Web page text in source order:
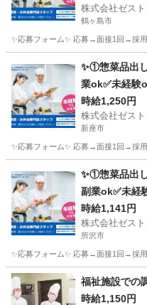
株式会社ゼス
鶴ヶ島市
✨応募フォーム✨ 応募→面接1回→採
キッチン
✨①惣菜品出
業ok✅未経験
時給1,250円
株式会社ゼス
新座市
✨応募フォーム✨ 応募→面接1回→採
キッチン
✨①惣菜品出
副業ok✅未経
k
時給1,141円
株式会社ゼス
所沢市
✨応募フォーム✨ 応募→面接1回→採
埼玉 所沢市 キッチン
福祉施設での
時給1,150円